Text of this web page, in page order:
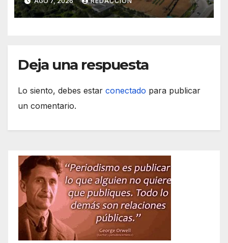
CEIP de Felanitx
Deja una respuesta
Lo siento, debes estar conectado para publicar
un comentario.